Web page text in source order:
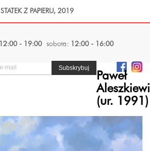
12:00 - 19:00 sobota: 12:00 - 16:00
Paweł
(ur. 1991)
STATEK Z PAPIERU, 2019